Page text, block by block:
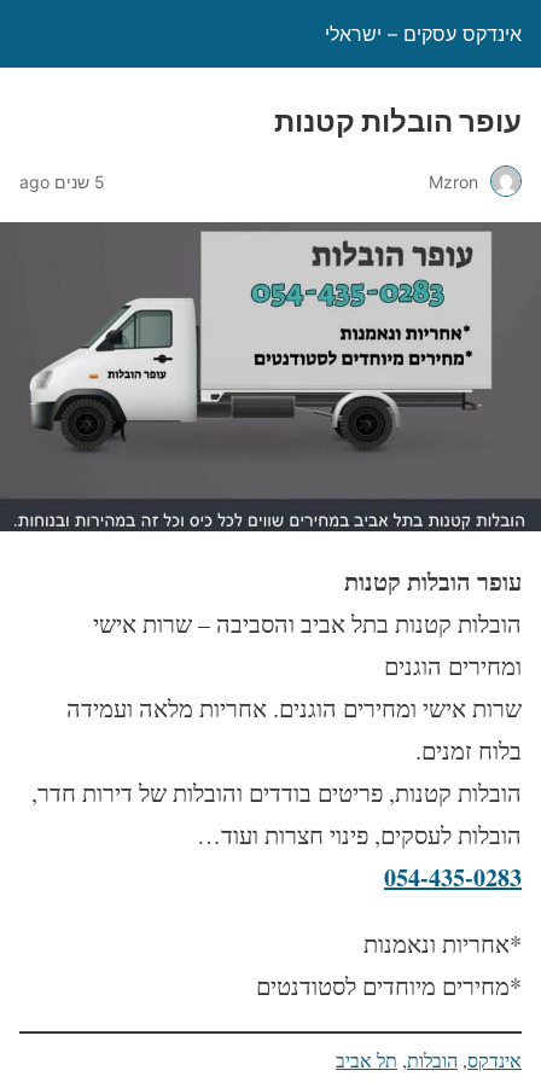
אינדקס עסקים – ישראלי
עופר הובלות קטנות
Mzron 5 שנים ago
עופר הובלות קטנות
הובלות קטנות בתל אביב והסביבה – שרות אישי
ומחירים הוגנים
שרות אישי ומחירים הוגנים. אחריות מלאה ועמידה
בלוח זמנים.
הובלות קטנות, פריטים בודדים והובלות של דירות חדר,
הובלות לעסקים, פינוי חצרות ועוד…
054-435-0283
*אחריות ונאמנות
*מחירים מיוחדים לסטודנטים
אינדקס, הובלות, תל אביב